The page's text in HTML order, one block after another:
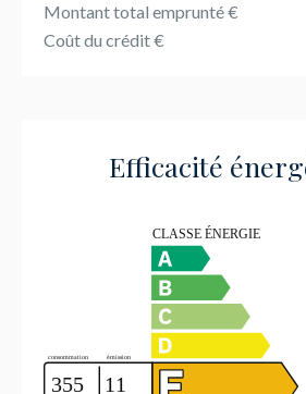
Montant total emprunté€
Coût du crédit€
Efficacité